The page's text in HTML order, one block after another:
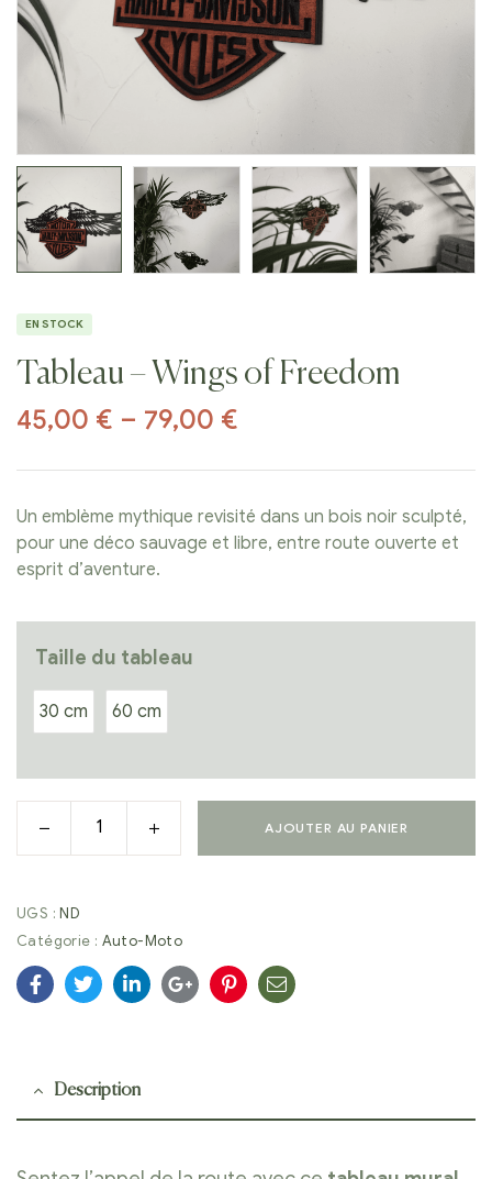
EN STOCK
Tableau – Wings of Freedom
45,00 € – 79,00 €
Un emblème mythique revisité dans un bois noir sculpté,
pour une déco sauvage et libre, entre route ouverte et
esprit d’aventure.
Taille du tableau
30 cm 60 cm
AJOUTER AU PANIER
UGS :ND
Catégorie : Auto-Moto
Facebook
TwitterLinkedinGoogle+Pinterest
E-
Description